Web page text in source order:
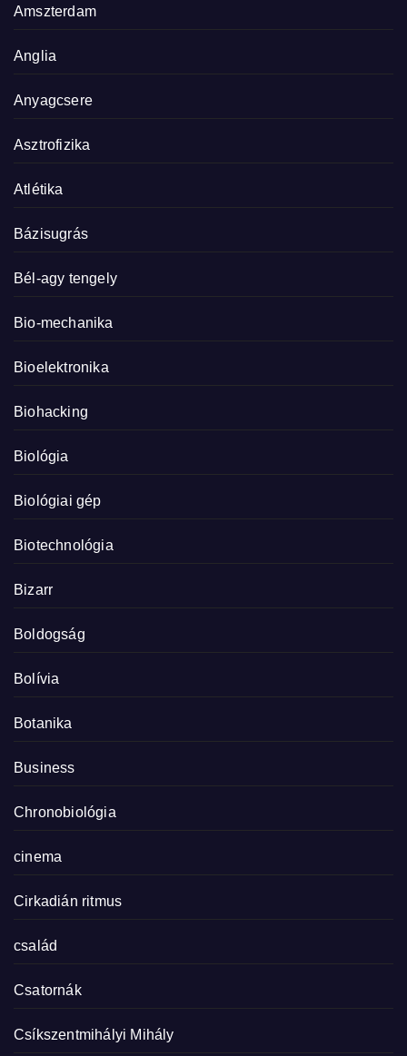
Amszterdam
Anglia
Anyagcsere
Asztrofizika
Atlétika
Bázisugrás
Bél-agy tengely
Bio-mechanika
Bioelektronika
Biohacking
Biológia
Biológiai gép
Biotechnológia
Bizarr
Boldogság
Bolívia
Botanika
Business
Chronobiológia
cinema
Cirkadián ritmus
család
Csatornák
Csíkszentmihályi Mihály